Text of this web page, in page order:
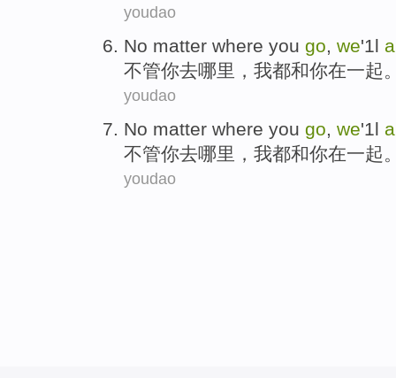
youdao
No matter where you go, we'1l
不管你去哪里 ， 我都和你在一起
youdao
No matter where you go, we'1l
不管你去哪里 ， 我都和你在一起
youdao